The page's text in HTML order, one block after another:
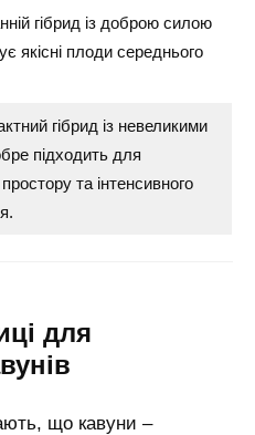
гібрид із доброю силою
якісні плоди середнього
гібрид із невеликими
підходить для
та інтенсивного
для
що кавуни –